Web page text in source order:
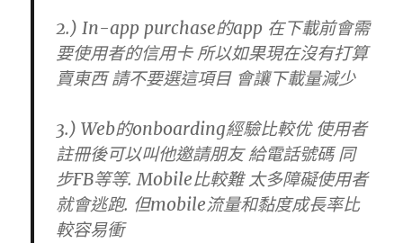
2.) In-app purchase的app 在下載前會需
要使用者的信用卡 所以如果現在沒有打算
賣東西 請不要選這項目 會讓下載量減少
3.) Web的onboarding經驗比較优 使用者
註冊後可以叫他邀請朋友 給電話號碼 同
步FB等等. Mobile比較難 太多障礙使用者
就會逃跑. 但mobile流量和黏度成長率比
較容易衝